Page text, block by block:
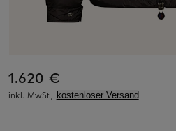
1.620 €
inkl. MwSt., kostenloser Versand